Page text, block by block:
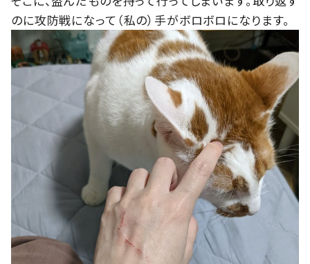
のに攻防戦になって（私の）手がボロボロになります。